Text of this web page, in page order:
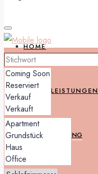
HOME
DIENSTLEISTUNGEN
BEWERTUNG